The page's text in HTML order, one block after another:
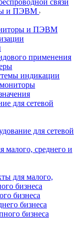
связи
и ПЭВМ
и ПЭВМ
применения
индикации
для сетевой
для сетевой
малого, среднего и
для малого,
бизнеса
бизнеса
бизнеса
бизнеса